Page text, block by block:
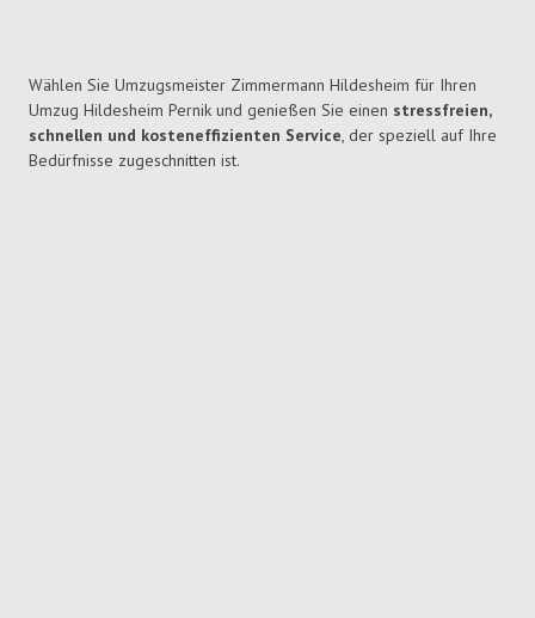
Wählen Sie Umzugsmeister Zimmermann Hildesheim für Ihren
Umzug Hildesheim Pernik und genießen Sie einen stressfreien,
schnellen und kosteneffizienten Service, der speziell auf Ihre
Bedürfnisse zugeschnitten ist.